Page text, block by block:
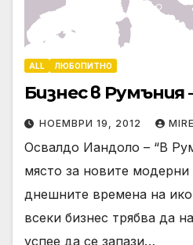
ALL ЛЮБОПИТНО
Бизнес в Румъния
НОЕМВРИ 19, 2012
Освалдо Иандоло – “В
място за новите модерни
днешните времена на
всеки бизнес трябва да
успее да се запази…